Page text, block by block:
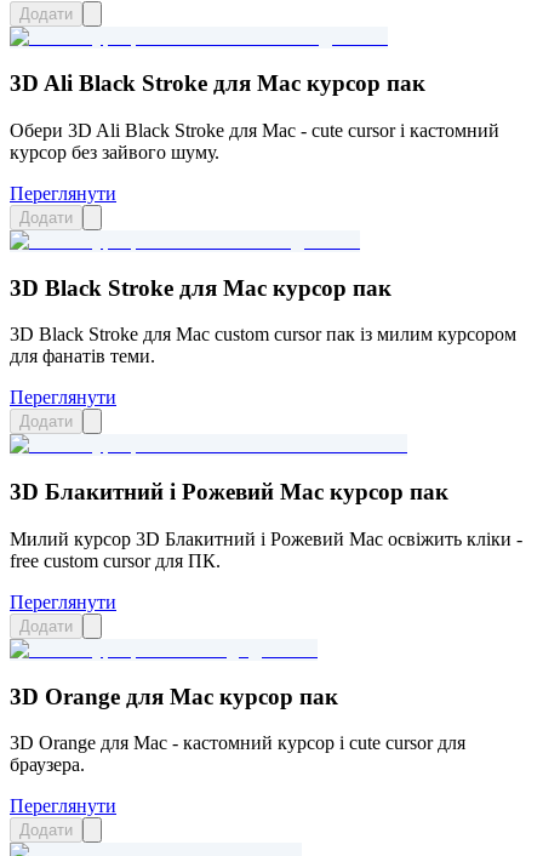
Додати
3D Ali Black Stroke для Mac курсор пак
Обери 3D Ali Black Stroke для Mac - cute cursor і кастомний
курсор без зайвого шуму.
Переглянути
Додати
3D Black Stroke для Mac курсор пак
3D Black Stroke для Mac custom cursor пак із милим курсором
для фанатів теми.
Переглянути
Додати
3D Блакитний і Рожевий Mac курсор пак
Милий курсор 3D Блакитний і Рожевий Mac освіжить кліки -
free custom cursor для ПК.
Переглянути
Додати
3D Orange для Mac курсор пак
3D Orange для Mac - кастомний курсор і cute cursor для
браузера.
Переглянути
Додати